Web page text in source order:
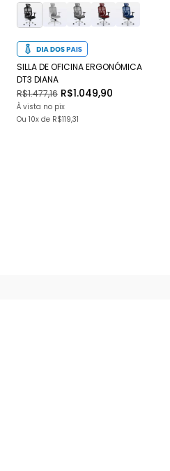
SILLA DE OFICINA ERGONÓMICA
DT3 DIANA
R$1.477,16 R$1.049,90
À vista no pix
Ou 10x de R$119,31